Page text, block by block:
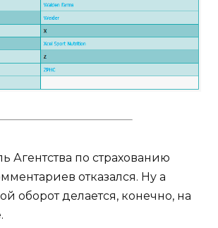
Агентства по страхованию
отказался. Ну а
оборот делается, конечно, на